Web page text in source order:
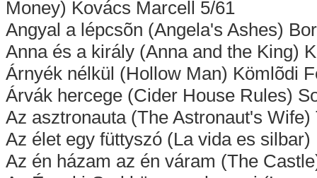
Money) Kovács Marcell 5/61
Angyal a lépcsõn (Angela's Ashes)
Anna és a király (Anna and the King)
Árnyék nélkül (Hollow Man) Kömlõdi
Árvák hercege (Cider House Rules)
Az asztronauta (The Astronaut's Wife)
Az élet egy füttyszó (La vida es silbar)
Az én házam az én váram (The